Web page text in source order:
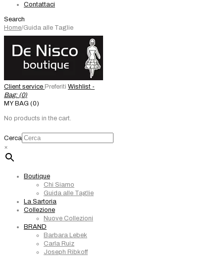
Contattaci
Search
Home/Guida alle Taglie
Client service Preferiti Wishlist -
Bag: (0)
MY BAG (0)
No products in the cart.
Cerca
×
Boutique
Chi Siamo
Guida alle Taglie
La Sartoria
Collezione
Nuove Collezioni
BRAND
Barbara Lebek
Carla Ruiz
Joseph Ribkoff